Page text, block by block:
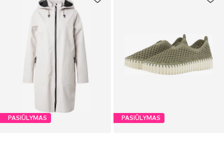
PASIŪLYMAS PASIŪLYMAS